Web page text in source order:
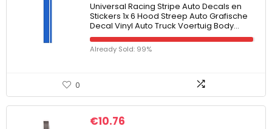
Universal Racing Stripe Auto Decals en
Stickers 1x 6 Hood Streep Auto Grafische
Decal Vinyl Auto Truck Voertuig Body…
Already Sold: 99%
0
€10.76